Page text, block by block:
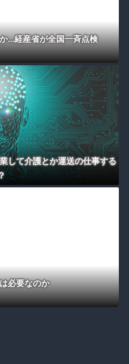
…経産省が全国一斉点検
して介護とか運送の仕事する
必要なのか